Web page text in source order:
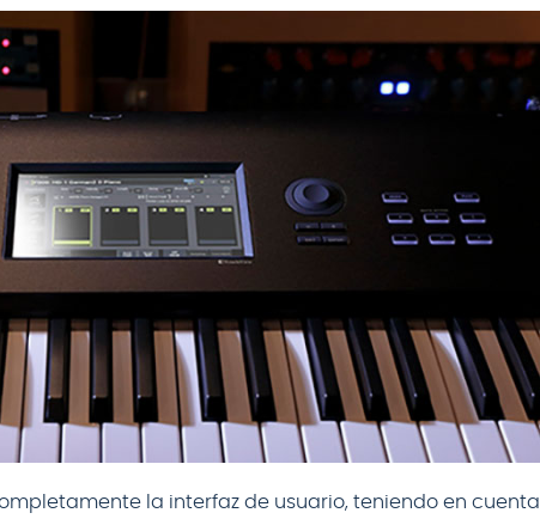
la interfaz de usuario, teniendo en cuenta